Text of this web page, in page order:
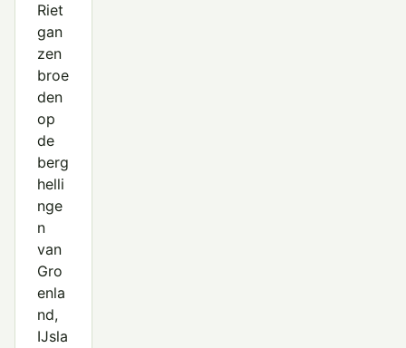
Riet
gan
zen
broe
den
op
de
berg
helli
nge
n
van
Gro
enla
nd,
IJsla